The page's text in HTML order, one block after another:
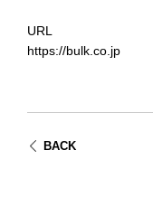
URL
https://bulk.co.jp
BACK